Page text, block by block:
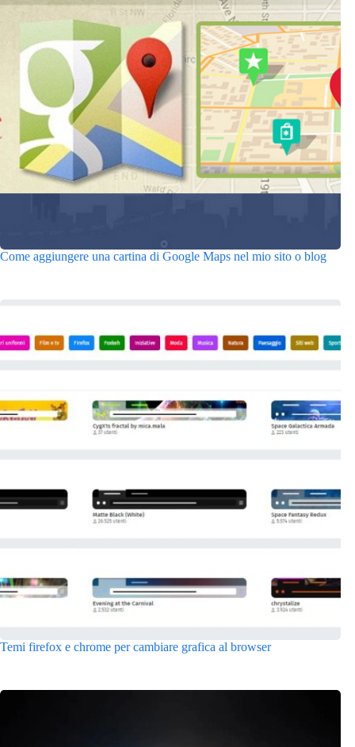
Come aggiungere una cartina di Google Maps nel mio sito o blog
Temi firefox e chrome per cambiare grafica al browser